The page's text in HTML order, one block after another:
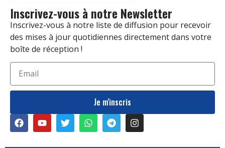
Inscrivez-vous à notre Newsletter
Inscrivez-vous à notre liste de diffusion pour recevoir
des mises à jour quotidiennes directement dans votre
boîte de réception !
Je m'inscris